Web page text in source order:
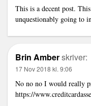
This is a decent post.
unquestionably going to
Brin Amberskriver:
17 Nov 2018 kl. 9:06
No no no I would really
https://